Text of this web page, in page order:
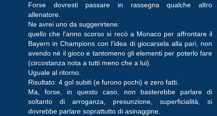
Forse dovresti passare in rassegna qualche altro
allenatore.
Ne avrei uno da suggerirtene:
quello che l'anno scorso si recò a Monaco per affrontare il
Bayern in Champions con l'idea di giocarsela alla pari, non
avendo né il gioco e tantomeno gli elementi per poterlo fare
(circostanza nota a tutti meno che a lui).
Uguale al ritorno.
Risultato: 4 gol subiti (e furono pochi) e zero fatti.
Ma, forse, in questo caso, non basterebbe parlare di
soltanto di arroganza, presunzione, superficialità, si
dovrebbe parlare soprattutto di asinaggine.